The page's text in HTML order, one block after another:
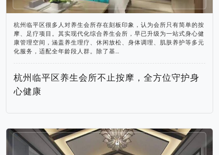
杭州临平区很多人对养生会所存在刻板印象，认为会所只有简单的按
摩、足疗项目。其实现代化综合养生会所，早已升级为一站式身心健
康管理空间，涵盖养生理疗、休闲放松、身体调理、肌肤养护等多元
化服务，适配全年龄段人群。除了基…
杭州临平区养生会所不止按摩，全方位守护身
心健康